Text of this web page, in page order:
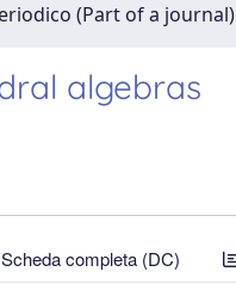
(Part of a journal)
algebras
Scheda completa (DC)